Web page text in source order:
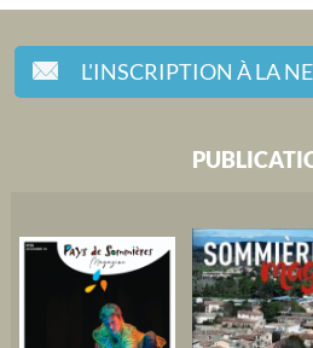
L'INSCRIPTION À LA